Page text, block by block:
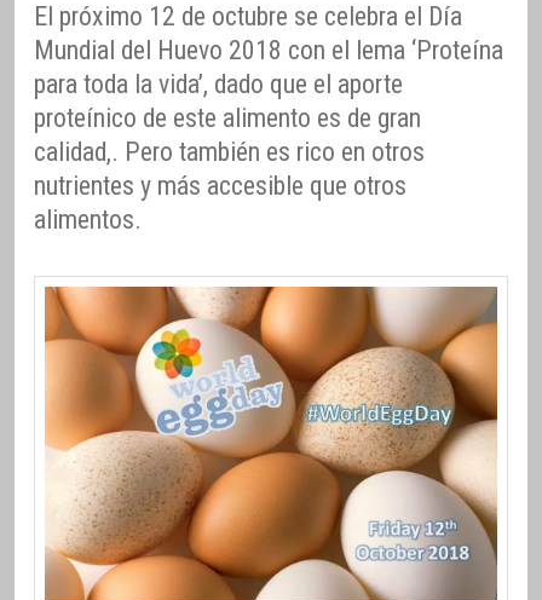
El próximo 12 de octubre se celebra el Día
Mundial del Huevo 2018 con el lema ‘Proteína
para toda la vida’, dado que el aporte
proteínico de este alimento es de gran
calidad,. Pero también es rico en otros
nutrientes y más accesible que otros
alimentos.